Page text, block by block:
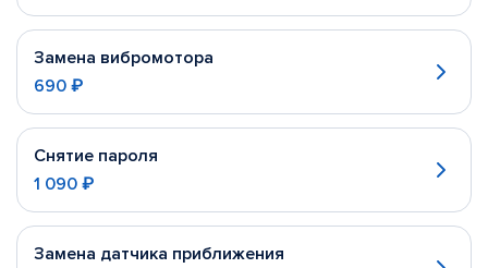
Замена вибромотора
690 ₽
Снятие пароля
1 090 ₽
Замена датчика приближения